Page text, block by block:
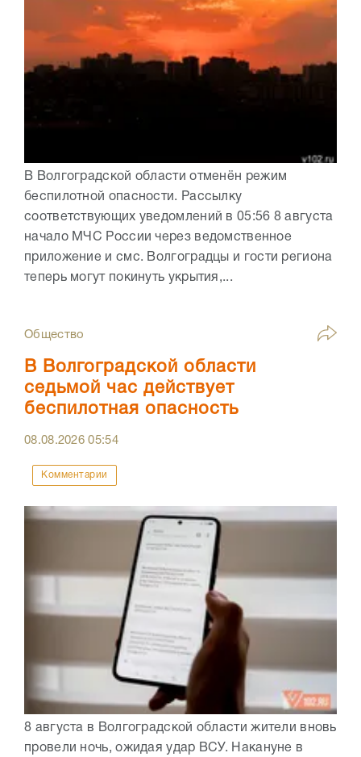
В Волгоградской области отменён режим
беспилотной опасности. Рассылку
соответствующих уведомлений в 05:56 8 августа
начало МЧС России через ведомственное
приложение и смс. Волгоградцы и гости региона
теперь могут покинуть укрытия,...
Общество
В Волгоградской области
седьмой час действует
беспилотная опасность
08.08.202605:54
Комментарии
8 августа в Волгоградской области жители вновь
провели ночь, ожидая удар ВСУ. Накануне в